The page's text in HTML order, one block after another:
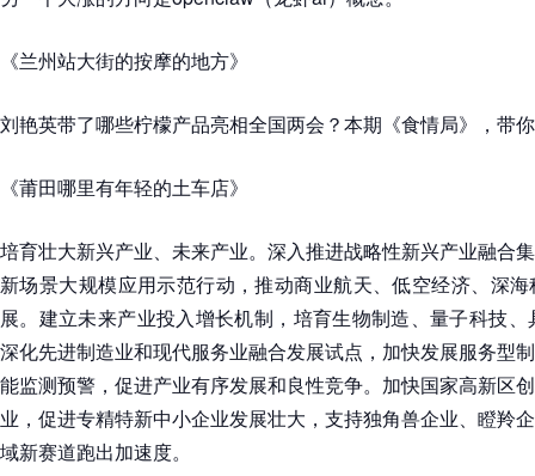
《兰州站大街的按摩的地方》
刘艳英带了哪些柠檬产品亮相全国两会？本期《食情局》，带
《莆田哪里有年轻的土车店》
培育壮大新兴产业、未来产业。深入推进战略性新兴产业融合
新场景大规模应用示范行动，推动商业航天、低空经济、深
展。建立未来产业投入增长机制，培育生物制造、量子科技
深化先进制造业和现代服务业融合发展试点，加快发展服务型
能监测预警，促进产业有序发展和良性竞争。加快国家高新区
业，促进专精特新中小企业发展壮大，支持独角兽企业、瞪羚
域新赛道跑出加速度。